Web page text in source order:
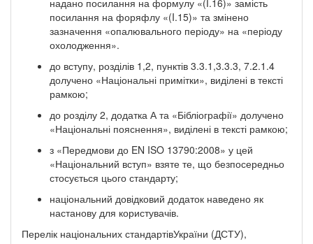
посилання на форяфлу «(I.15)» та змінено
зазначення «опалювального періоду» на «періоду
охолодження».
до вступу, розділів 1,2, пунктів 3.3.1,3.3.3, 7.2.1.4
долучено «Національні примітки», виділені в тексті
рамкою;
до розділу 2, додатка А та «Бібліографії» долучено
«Національні пояснення», виділені в тексті рамкою;
з «Передмови до EN ISO 13790:2008» у цей
«Національний вступ» взяте те, що безпосередньо
стосується цього стандарту;
національний довідковий додаток наведено як
настанову для користувачів.
Перелік національних стандартівУкраїни (ДСТУ),